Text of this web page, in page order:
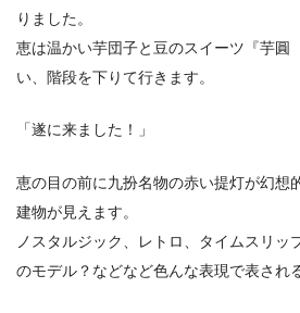
りました。
恵は温かい芋団子と豆のスイーツ『芋圓
い、階段を下りて行きます。
「遂に来ました！」
恵の目の前に九扮名物の赤い提灯が幻想
建物が見えます。
ノスタルジック、レトロ、タイムスリッ
のモデル？などなど色んな表現で表され